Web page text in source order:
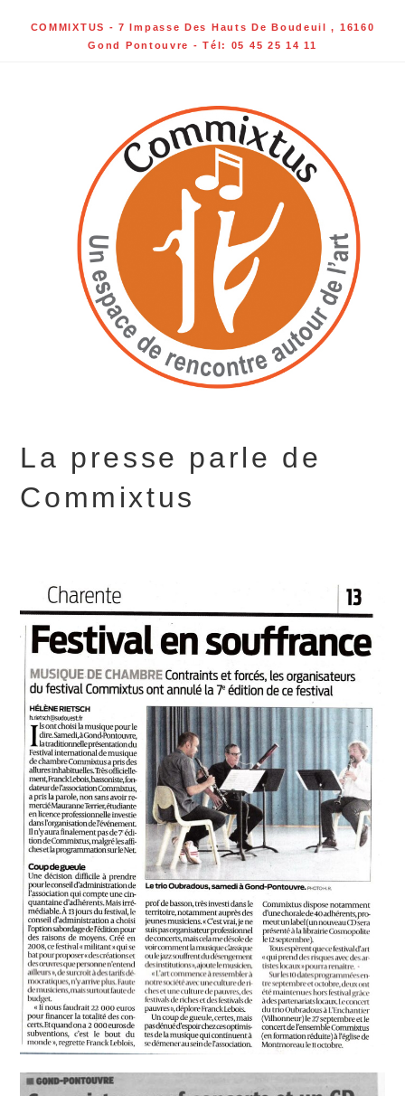
COMMIXTUS - 7 Impasse Des Hauts De Boudeuil , 16160
Gond Pontouvre - Tél: 05 45 25 14 11
La presse parle de
Commixtus